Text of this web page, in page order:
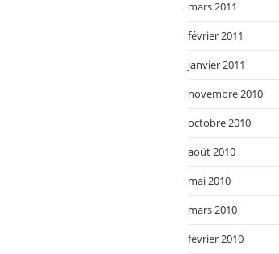
mars 2011
février 2011
janvier 2011
novembre 2010
octobre 2010
août 2010
mai 2010
mars 2010
février 2010